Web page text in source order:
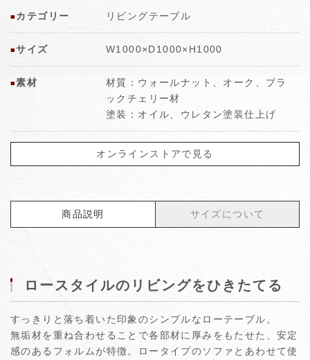
■ カテゴリー リビングテーブル
■サイズ W1000×D1000×H1000
■素材
材質：ウォールナット、オーク、ブラ
ックチェリー材
塗装：オイル、ウレタン塗装仕上げ
オンラインストアで見る
商品説明 サイズについて
ロースタイルのリビングをひきたてる
すっきりと落ち着いた印象のシンプルなローテーブル。
無垢材を重ね合わせることで各部材に厚みをもたせた、安定
感のあるフォルムが特徴。ロータイプのソファとあわせて使